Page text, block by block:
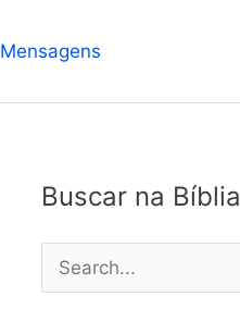
Mensagens
Buscar na Bíblia
e